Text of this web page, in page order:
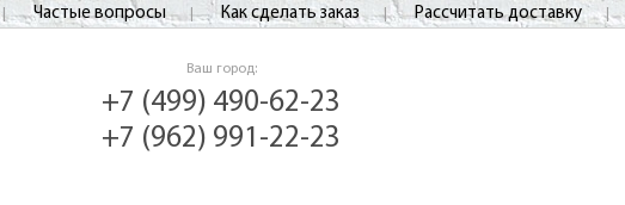
Частые вопросы Как сделать заказ Рассчитать доставку
Ваш город:
+7 (499) 490-62-23
+7 (962) 991-22-23